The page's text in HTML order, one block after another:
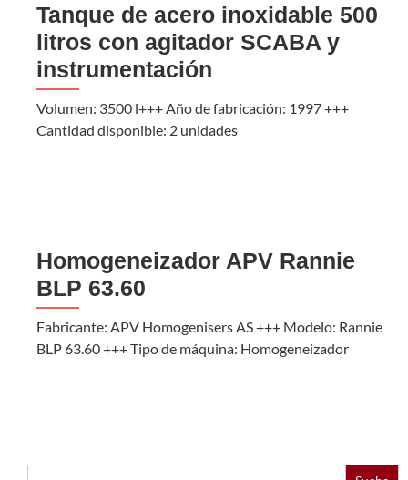
Tanque de acero inoxidable 500
litros con agitador SCABA y
instrumentación
Volumen: 3500 l+++ Año de fabricación: 1997 +++
Cantidad disponible: 2 unidades
Homogeneizador APV Rannie
BLP 63.60
Fabricante: APV Homogenisers AS +++ Modelo: Rannie
BLP 63.60 +++ Tipo de máquina: Homogeneizador
Buscar: